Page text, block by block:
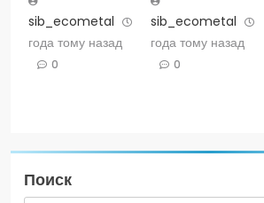
sib_ecometal
года тому назад
0
sib_ecometal
года тому назад
0
Поиск